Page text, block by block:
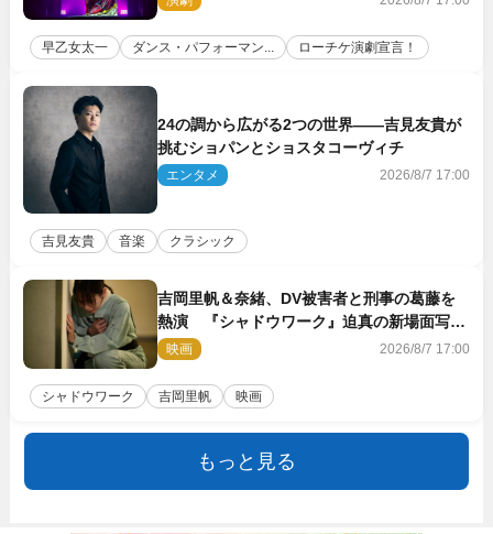
早乙女太一 ダンス・パフォーマン... ローチケ演劇宣言！
24の調から広がる2つの世界――吉見友貴が
挑むショパンとショスタコーヴィチ
エンタメ 2026/8/7 17:00
吉見友貴 音楽 クラシック
吉岡里帆＆奈緒、DV被害者と刑事の葛藤を
熱演 『シャドウワーク』迫真の新場面写真
公開
映画 2026/8/7 17:00
シャドウワーク 吉岡里帆 映画
もっと見る